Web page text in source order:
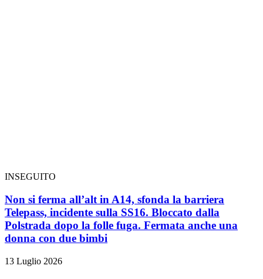
INSEGUITO
Non si ferma all’alt in A14, sfonda la barriera
Telepass, incidente sulla SS16. Bloccato dalla
Polstrada dopo la folle fuga. Fermata anche una
donna con due bimbi
13 Luglio 2026